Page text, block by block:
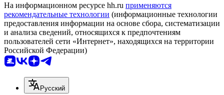
На информационном ресурсе hh.ru применяются
рекомендательные технологии (информационные технологии
предоставления информации на основе сбора, систематизации
и анализа сведений, относящихся к предпочтениям
пользователей сети «Интернет», находящихся на территории
Российской Федерации)
Русский